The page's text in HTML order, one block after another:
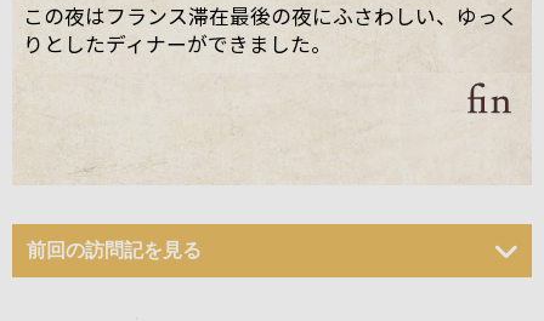
この夜はフランス滞在最後の夜にふさわしい、ゆっく
りとしたディナーができました。
前回の訪問記を見る